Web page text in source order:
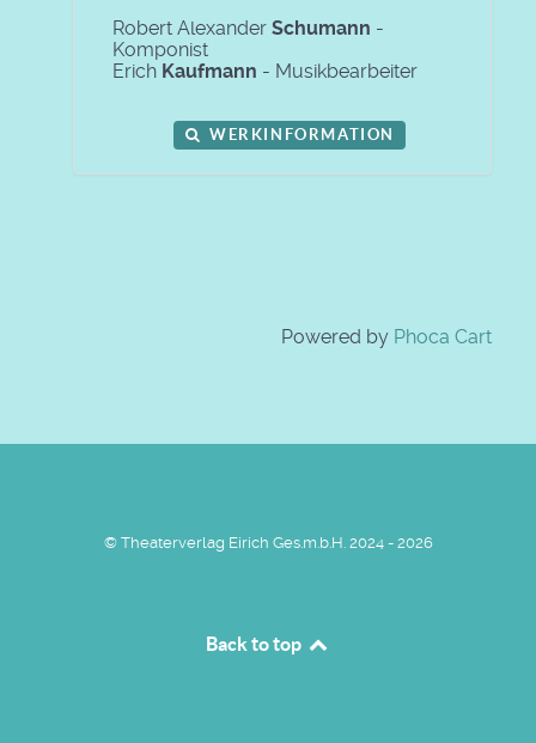
Robert Alexander Schumann -
Komponist
Erich Kaufmann - Musikbearbeiter
WERKINFORMATION
Powered by Phoca Cart
© Theaterverlag Eirich Ges.m.b.H. 2024 - 2026
Back to top